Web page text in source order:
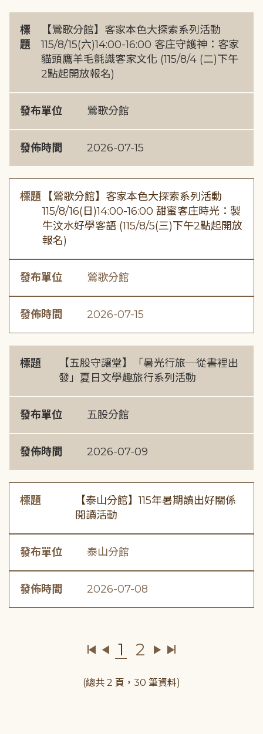
標
題
【鶯歌分館】客家本色大探索系列活動
115/8/15(六)14:00-16:00 客庄守護神：客家
貓頭鷹羊毛氈識客家文化 (115/8/4 (二)下午
2點起開放報名)
發布單位 鶯歌分館
發佈時間 2026-07-15
標題 【鶯歌分館】客家本色大探索系列活動
115/8/16(日)14:00-16:00 甜蜜客庄時光：製
牛汶水好學客語 (115/8/5(三)下午2點起開放
報名)
發布單位 鶯歌分館
發佈時間 2026-07-15
標題
【五股守讓堂】「暑光行旅─從書裡出
發」夏日文學趣旅行系列活動
發布單位 五股分館
發佈時間 2026-07-09
標題
【泰山分館】115年暑期讀出好關係
閱讀活動
發布單位 泰山分館
發佈時間 2026-07-08
1 2
(總共 2 頁，30 筆資料)